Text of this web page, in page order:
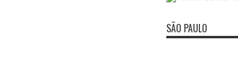
SÃO PAULO